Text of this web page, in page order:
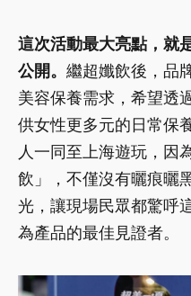
這次活動最大亮點，就
公開。 繼超孅飲後，品
美容保養需求，希望透
供女性更多元的日常保
人一同至上海遊玩，因
飲」，不僅沒有曬痕曬
光，讓現場民眾都驚呼
為產品的最佳見證者。